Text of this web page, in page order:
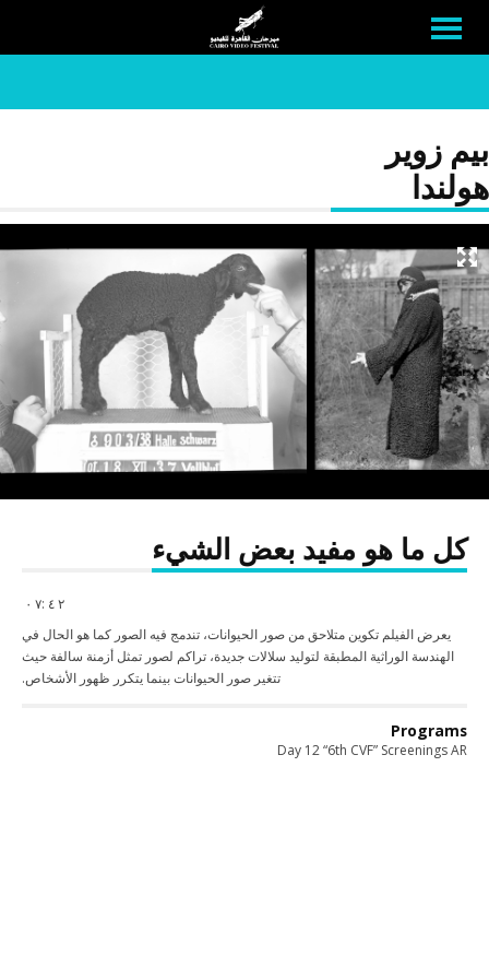
بيم زوير
هولندا
كل ما هو مفيد بعض الشيء
٢ ٤ :٧ ٠
يعرض الفيلم تكوين متلاحق من صور الحيوانات، تندمج فيه الصور كما هو الحال في
الهندسة الوراثية المطبقة لتوليد سلالات جديدة، تراكم لصور تمثل أزمنة سالفة حيث
تتغير صور الحيوانات بينما يتكرر ظهور الأشخاص.
Programs
Day 12 “6th CVF” Screenings AR